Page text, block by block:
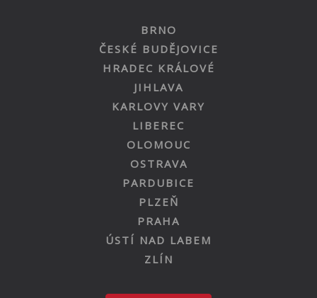
BRNO
ČESKÉ BUDĚJOVICE
HRADEC KRÁLOVÉ
JIHLAVA
KARLOVY VARY
LIBEREC
OLOMOUC
OSTRAVA
PARDUBICE
PLZEŇ
PRAHA
ÚSTÍ NAD LABEM
ZLÍN